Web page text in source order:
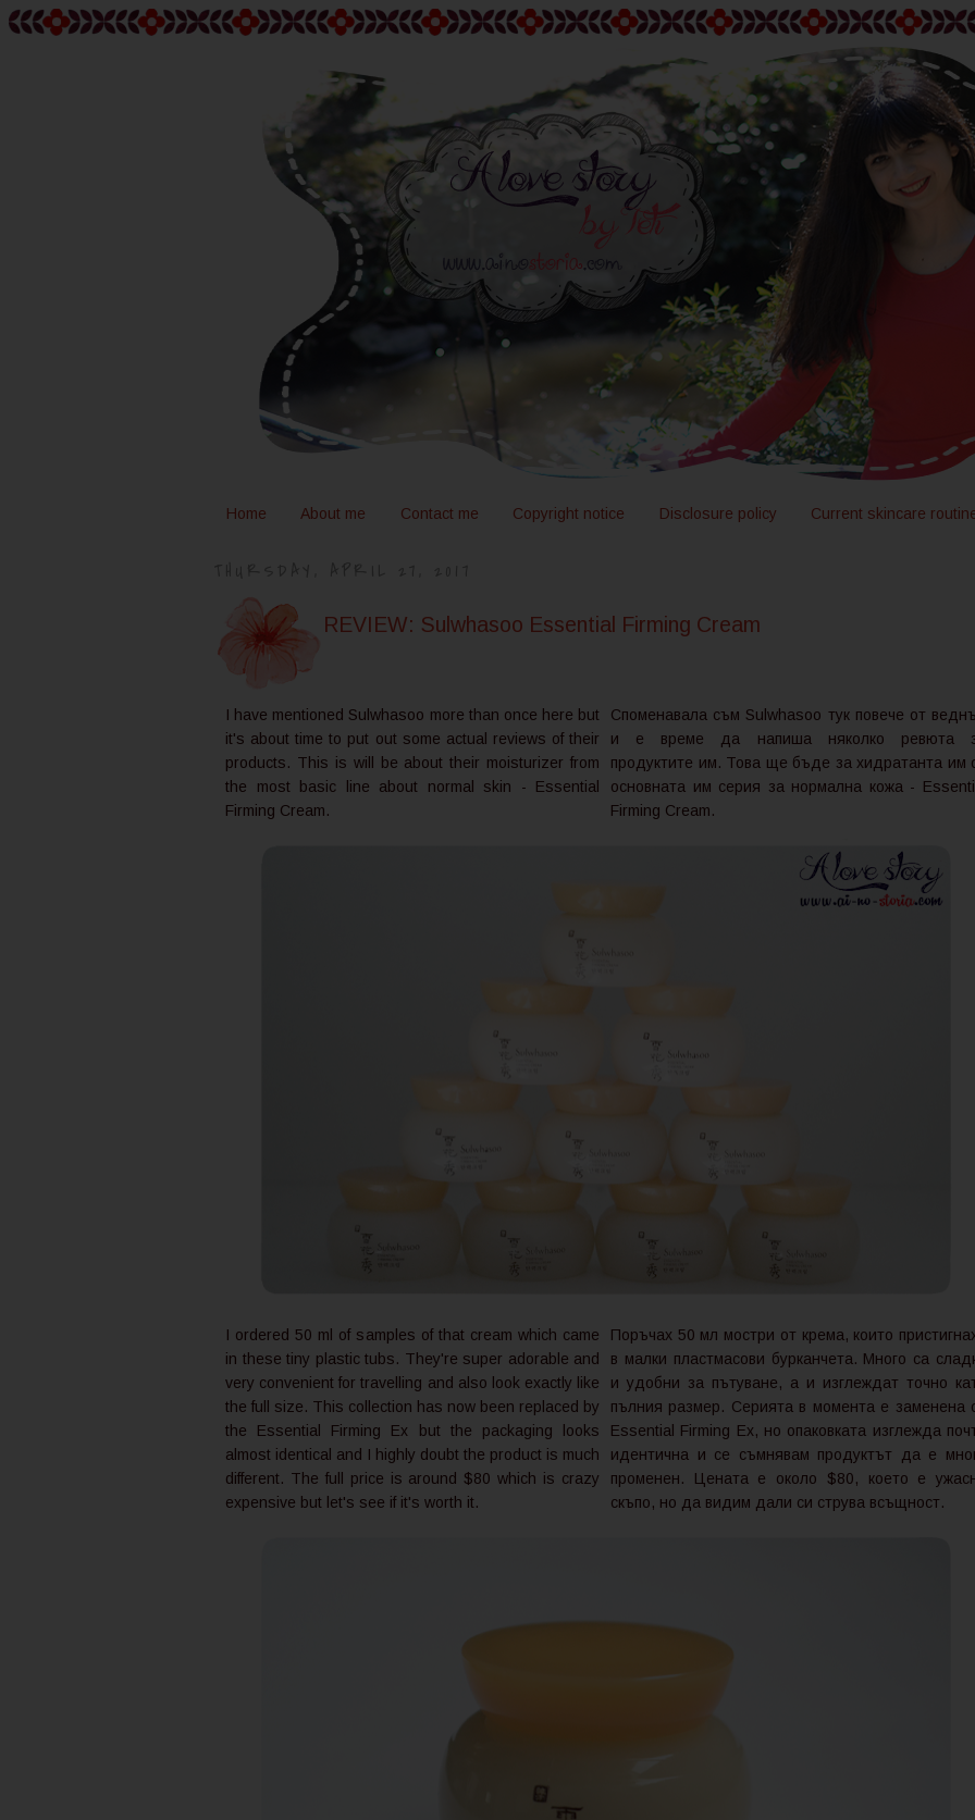
Home About me Contact me Copyright notice Disclosure policy Current skincare
REVIEW: Sulwhasoo Essential Firming Cream
I have mentioned Sulwhasoo more than once here but
it's about time to put out some actual reviews of their
products. This is will be about their moisturizer from
the most basic line about normal skin - Essential
Firming Cream.
Споменавала съм Sulwhasoo тук повече от
и е време да напиша няколко ревюта
продуктите им. Това ще бъде за хидратанта им
основната им серия за нормална кожа -
Firming Cream.
I ordered 50 ml of samples of that cream which came
in these tiny plastic tubs. They're super adorable and
very convenient for travelling and also look exactly like
the full size. This collection has now been replaced by
the Essential Firming Ex but the packaging looks
almost identical and I highly doubt the product is much
different. The full price is around $80 which is crazy
expensive but let's see if it's worth it.
Поръчах 50 мл мостри от крема, които
в малки пластмасови бурканчета. Много са
и удобни за пътуване, а и изглеждат точно
пълния размер. Серията в момента е заменена
Essential Firming Ex, но опаковката изглежда
идентична и се съмнявам продуктът да е
променен. Цената е около $80, което е
скъпо, но да видим дали си струва всъщност.